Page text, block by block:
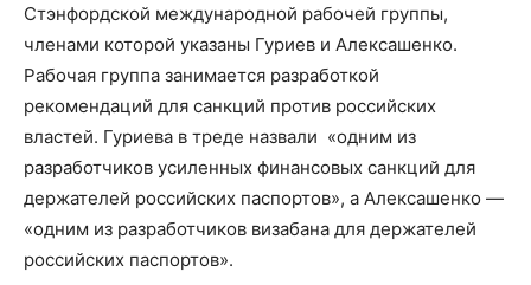
Стэнфордской международной рабочей группы,
членами которой указаны Гуриев и Алексашенко.
Рабочая группа занимается разработкой
рекомендаций для санкций против российских
властей. Гуриева в треде назвали «одним из
разработчиков усиленных финансовых санкций для
держателей российских паспортов», а Алексашенко —
«одним из разработчиков визабана для держателей
российских паспортов».